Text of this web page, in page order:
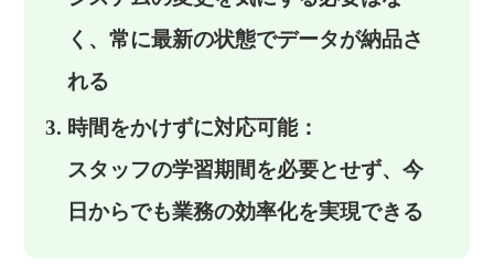
く、常に最新の状態でデータが納品さ
れる
時間をかけずに対応可能：
スタッフの学習期間を必要とせず、今
日からでも業務の効率化を実現できる